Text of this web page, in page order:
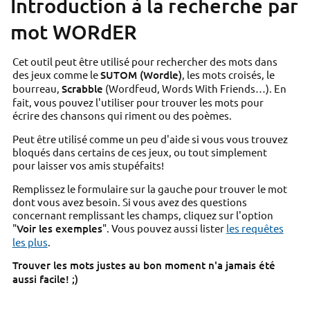
mot WORdER
Cet outil peut être utilisé pour rechercher des mots dans
des jeux comme leSUTOM (Wordle), les mots croisés, le
bourreau, Scrabble (Wordfeud, Words With Friends…). En
fait, vous pouvez l'utiliser pour trouver les mots pour
écrire des chansons qui riment ou des poèmes.
Peut être utilisé comme un peu d'aide si vous vous trouvez
bloqués dans certains de ces jeux, ou tout simplement
pour laisser vos amis stupéfaits!
Remplissez le formulaire sur la gauche pour trouver le mot
dont vous avez besoin. Si vous avez des questions
concernant remplissant les champs, cliquez sur l'option
"Voir les exemples". Vous pouvez aussi lister les requêtes
les plus
Trouver les mots justes au bon moment n'a jamais été
aussi facile! ;)